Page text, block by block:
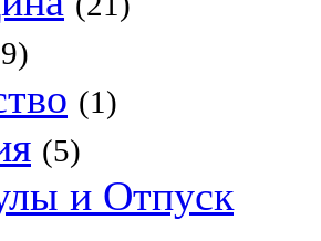
(1)
(5)
и Отпуск